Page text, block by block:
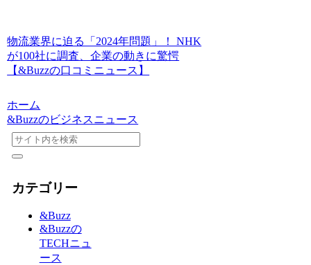
物流業界に迫る「2024年問題」！ NHK
が100社に調査、企業の動きに驚愕
【&Buzzの口コミニュース】
ホーム
&Buzzのビジネスニュース
カテゴリー
&Buzz
&Buzzの
TECHニュ
ース